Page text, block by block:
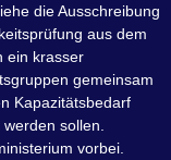
die Ausschreibung
aus dem
ein krasser
gemeinsam
Kapazitätsbedarf
sollen.
vorbei.